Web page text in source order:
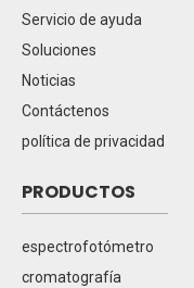
Servicio de ayuda
Soluciones
Noticias
Contáctenos
política de privacidad
PRODUCTOS
espectrofotómetro
cromatografía